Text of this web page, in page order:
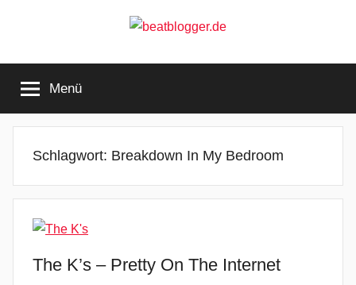
beatblogger.de
the
beat
goes
Menü
Schlagwort: Breakdown In My Bedroom
The K’s – Pretty On The Internet